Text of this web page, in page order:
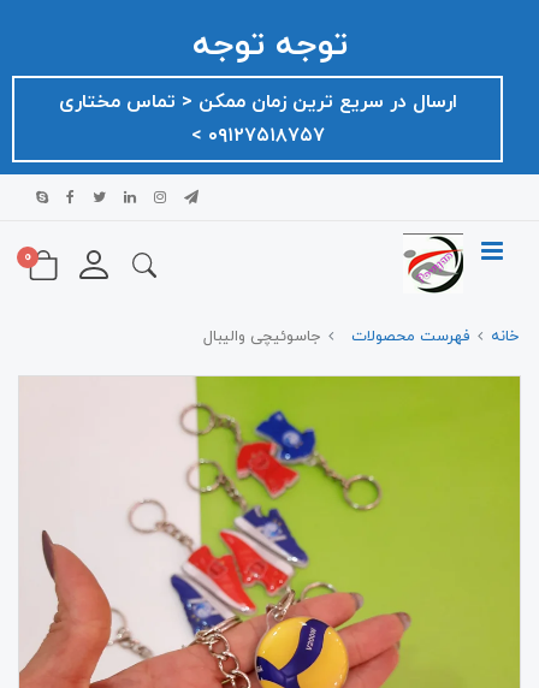
توجه توجه
ارسال در سریع ترین زمان ممکن ‌< تماس مختاری
۰۹۱۲۷۵۱۸۷۵۷ >
0
خانه فهرست محصولات جاسوئیچی والیبال